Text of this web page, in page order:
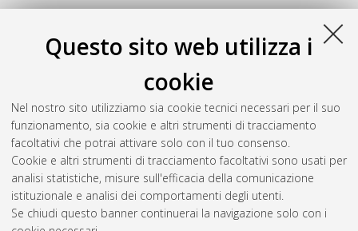
Questo sito web utilizza i
cookie
Nel nostro sito utilizziamo sia cookie tecnici necessari per il suo
funzionamento, sia cookie e altri strumenti di tracciamento
facoltativi che potrai attivare solo con il tuo consenso.
Cookie e altri strumenti di tracciamento facoltativi sono usati per
analisi statistiche, misure sull'efficacia della comunicazione
istituzionale e analisi dei comportamenti degli utenti.
Se chiudi questo banner continuerai la navigazione solo con i
20
Paganelli, Davide(2008)Topological analysis of singularity
loci for serial and parallel manipulators
Alma Mater Studiorum Università di Bologna. Dottorato di
ricerca inMeccanica applicata, 20 Ciclo. DOI
10.6092/unibo/amsdottorato/954.
Questa lista e' stata generata il Wed Aug 5 20:48:37 2026